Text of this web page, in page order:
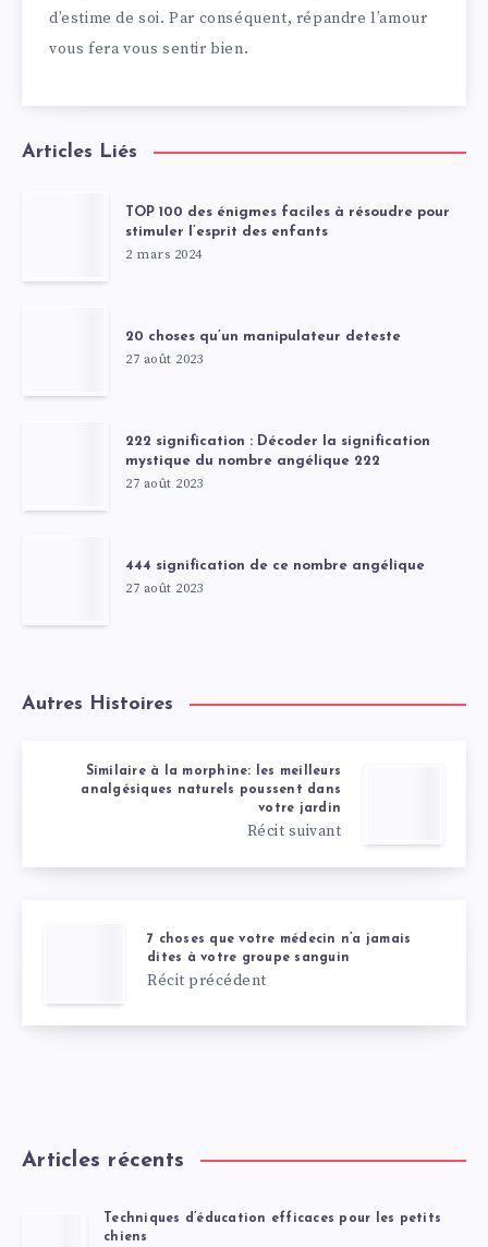
d’estime de soi. Par conséquent, répandre l’amour
vous fera vous sentir bien.
Articles Liés
TOP 100 des énigmes faciles à résoudre pour
stimuler l’esprit des enfants
2 mars 2024
20 choses qu’un manipulateur deteste
27 août 2023
222 signification : Décoder la signification
mystique du nombre angélique 222
27 août 2023
444 signification de ce nombre angélique
27 août 2023
Autres Histoires
Similaire à la morphine: les meilleurs
analgésiques naturels poussent dans
votre jardin
Récit suivant
7 choses que votre médecin n’a jamais
dites à votre groupe sanguin
Récit précédent
Articles récents
Techniques d’éducation efficaces pour les petits
chiens